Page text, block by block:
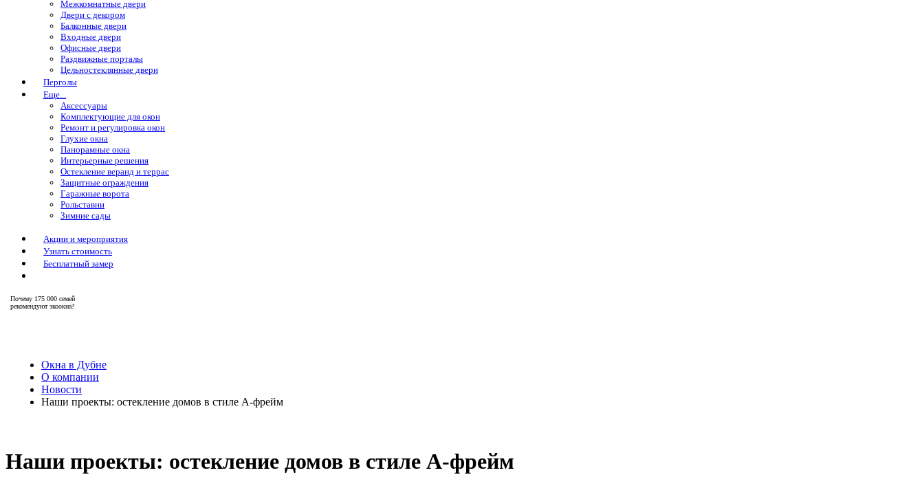
Межкомнатные двери
Двери с декором
Балконные двери
Входные двери
Офисные двери
Раздвижные порталы
Цельностеклянные двери
Перголы
Еще...
Аксессуары
Комплектующие для окон
Ремонт и регулировка окон
Глухие окна
Панорамные окна
Интерьерные решения
Остекление веранд и террас
Защитные ограждения
Гаражные ворота
Рольставни
Зимние сады
Акции и мероприятия
Узнать стоимость
Бесплатный замер
Почему 175 000 семей
рекомендуют экоокна?
Окна в Дубне
О компании
Новости
Наши проекты: остекление домов в стиле А-фрейм
Наши проекты: остекление домов в стиле А-фрейм